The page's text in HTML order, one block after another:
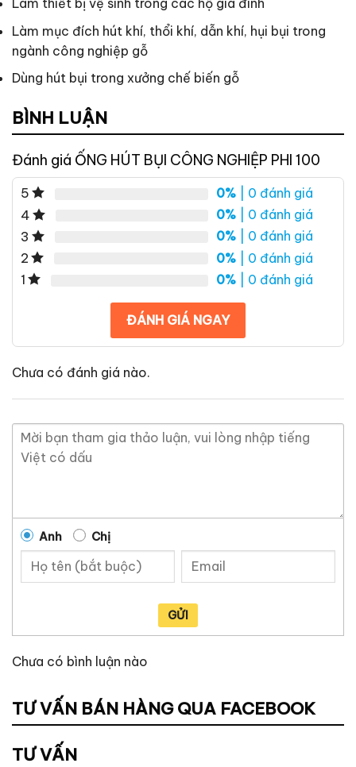
Làm thiết bị vệ sinh trong các hộ gia đình
Làm mục đích hút khí, thổi khí, dẫn khí, hụi bụi trong
ngành công nghiệp gỗ
Dùng hút bụi trong xưởng chế biến gỗ
BÌNH LUẬN
Đánh giá ỐNG HÚT BỤI CÔNG NGHIỆP PHI 100
5 0% | 0 đánh giá
4
0% | 0 đánh giá
3
0% | 0 đánh giá
2
0% | 0 đánh giá
1
0% | 0 đánh giá
ĐÁNH GIÁ NGAY
Chưa có đánh giá nào.
Anh Chị
GỬI
Chưa có bình luận nào
TƯ VẤN BÁN HÀNG QUA FACEBOOK
TƯ VẤN